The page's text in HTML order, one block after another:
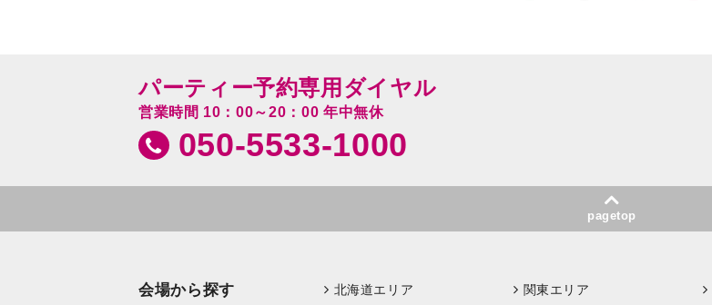
パーティー予約専用ダイヤル
営業時間 10：00～20：00 年中無休
050-5533-1000
pagetop
会場から探す 北海道エリア 関東エリア